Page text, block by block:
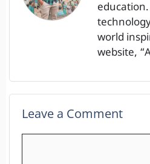
world
website,
Leave a Comment